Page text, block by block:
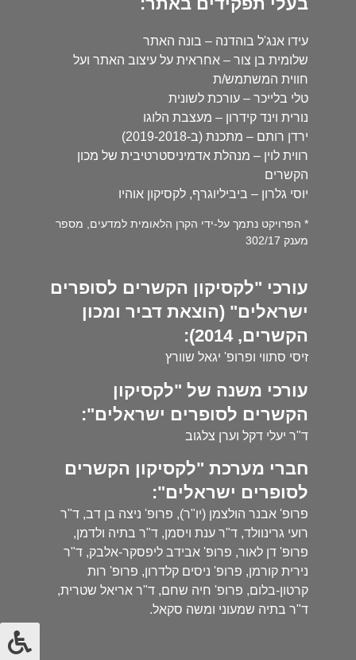
עידו אנג'ל בוהדנה – בונה האתר
שלומית בן צור – אחראית על עיצוב האתר ועל
חווית המשתמש/ת
טלי בלייכר – עורכת לשונית
נורית וינד קידרון – מעצבת הלוגו
ירדן רותם – מתכנת (ב-2019-2018)
רווית לוין – מנהלת אדמיניסטרטיבית של מכון
הקשרים
יוסי גלרון – ביביליוגרף, לקסיקון אוהיו
* הפרויקט נתמך על-ידי הקרן הלאומית למדעים, מספר
מענק 302/17
עורכי "לקסיקון הקשרים לסופרים
ישראלים" (הוצאת דביר ומכון
הקשרים, 2014):
זיסי סתווי ופרופ' יגאל שוורץ
עורכי משנה של "לקסיקון
הקשרים לסופרים ישראלים":
ד"ר יעלי דקל וערן צלגוב
חברי מערכת "לקסיקון הקשרים
לסופרים ישראלים":
פרופ' אבנר הולצמן (יו"ר), פרופ' ניצה בן דב, ד"ר
רועי גרינוולד, ד"ר ענת ויסמן, ד"ר בתיה ולדמן,
פרופ' דן לאור, פרופ' אבידב ליפסקר-אלבק, ד"ר
נירית קורמן, פרופ' ניסים קלדרון, פרופ' רות
קרטון-בלום, פרופ' חיה שחם, ד"ר אריאל שטרית,
ד"ר בתיה שמעוני ומשה סקאל.